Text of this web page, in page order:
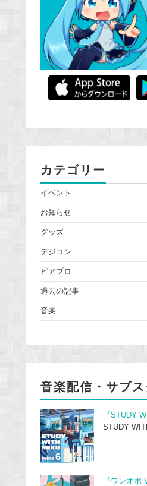
カテゴリー
イベント
お知らせ
グッズ
デジコン
ピアプロ
過去の記事
音楽
音楽配信・サブス
『STUDY
STUDY
『ワンオポ